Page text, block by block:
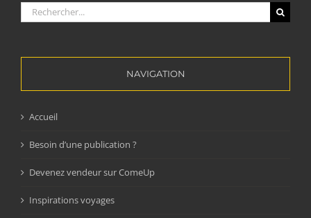
Rechercher:
NAVIGATION
Accueil
Besoin d’une publication ?
Devenez vendeur sur ComeUp
Inspirations voyages